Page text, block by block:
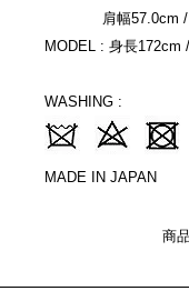
肩幅57.0cm /
MODEL : 身長172cm
WASHING :
MADE IN JAPAN
商